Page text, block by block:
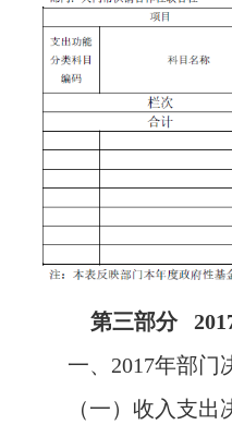
第三部分
一、2017年部门
（一）收入支出